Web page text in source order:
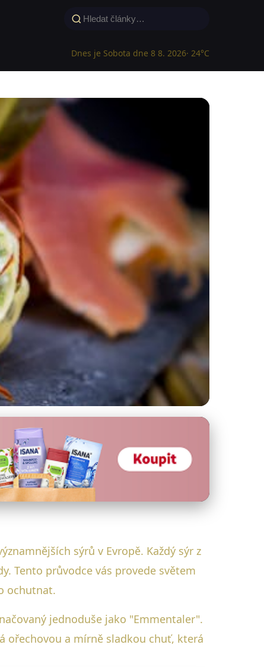
Dnes je Sobota dne 8 8. 2026· 24°C
skvosty!
sýrů v Evropě. Každý sýr z
Tento průvodce vás provede světem
ochutnat.
jednoduše jako "Emmentaler".
ořechovou a mírně sladkou chuť, která